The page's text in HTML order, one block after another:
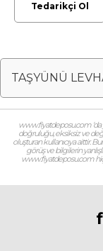
Tedarikçi Ol
TAŞYÜNÜ
www.fiyatdeposu.com ‘da
doğruluğu, eksiksiz ve
oluşturan kullanıcıya aittir.
görüş ve bilgilerin
www.fiyatdeposu.com